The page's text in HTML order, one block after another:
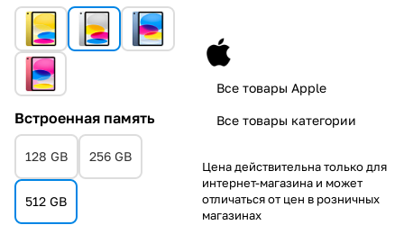
Встроенная память
128 GB 256 GB
512 GB
Все товары Apple
Все товары категории
Цена действительна только для
интернет-магазина и может
отличаться от цен в розничных
магазинах